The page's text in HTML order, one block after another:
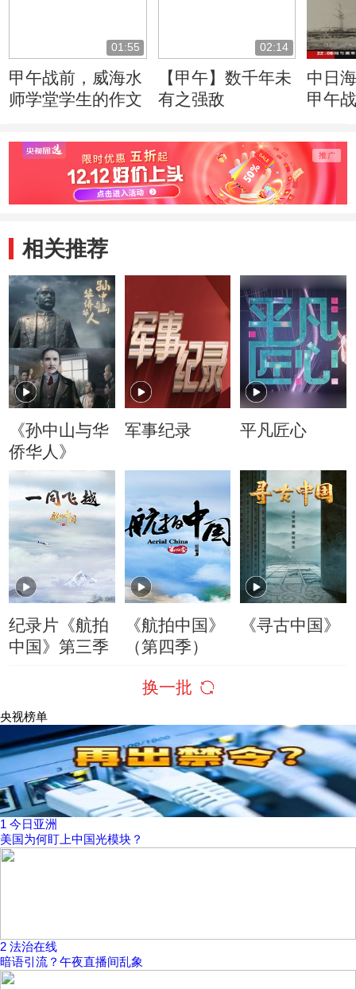
01:55
甲午战前，威海水
师学堂学生的作文
02:14
【甲午】数千年未
有之强敌
中日
甲午
相关推荐
《孙中山与华
侨华人》
军事纪录 平凡匠心
纪录片《航拍
中国》第三季
《航拍中国》
（第四季）
《寻古中国》
换一批
央视榜单
1 今日亚洲
美国为何盯上中国光模块？
2 法治在线
暗语引流？午夜直播间乱象